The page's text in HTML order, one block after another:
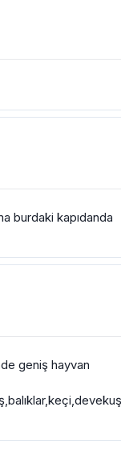
burdaki kapıdanda
geniş hayvan